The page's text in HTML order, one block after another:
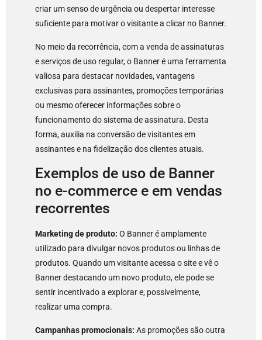
criar um senso de urgência ou despertar interesse
suficiente para motivar o visitante a clicar no Banner.
No meio da recorrência, com a venda de assinaturas
e serviços de uso regular, o Banner é uma ferramenta
valiosa para destacar novidades, vantagens
exclusivas para assinantes, promoções temporárias
ou mesmo oferecer informações sobre o
funcionamento do sistema de assinatura. Desta
forma, auxilia na conversão de visitantes em
assinantes e na fidelização dos clientes atuais.
Exemplos de uso de Banner
no e-commerce e em vendas
recorrentes
Marketing de produto: O Banner é amplamente
utilizado para divulgar novos produtos ou linhas de
produtos. Quando um visitante acessa o site e vê o
Banner destacando um novo produto, ele pode se
sentir incentivado a explorar e, possivelmente,
realizar uma compra.
Campanhas promocionais: As promoções são outra